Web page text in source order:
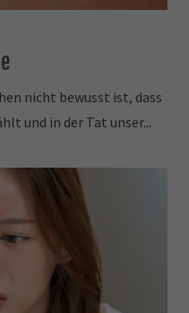
nicht bewusst ist, dass
und in der Tat unser...